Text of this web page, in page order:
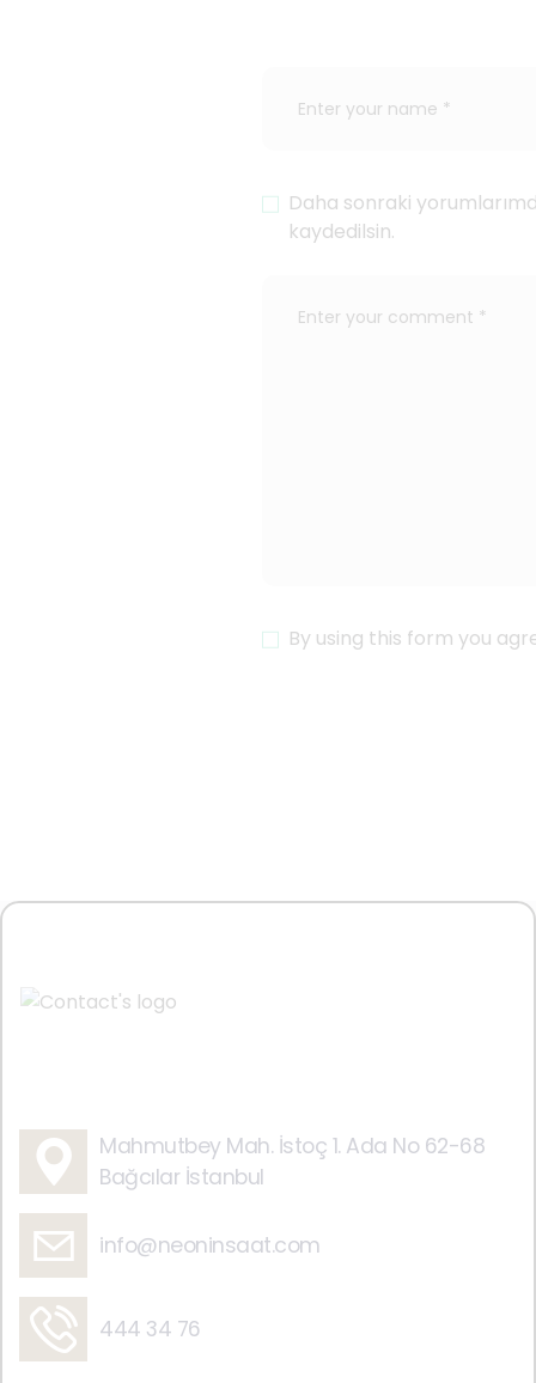
Daha sonraki
kaydedilsin.
By using this form you
Mahmutbey Mah. İstoç 1. Ada No 62-68
Bağcılar İstanbul
info@neoninsaat.com
444 34 76